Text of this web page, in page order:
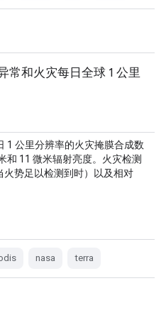
常和火灾每日全球 1 公里
1 公里分辨率的火灾掩膜合成数
和 11 微米辐射亮度。火灾检测
势足以检测到时）以及相对
nasa terra